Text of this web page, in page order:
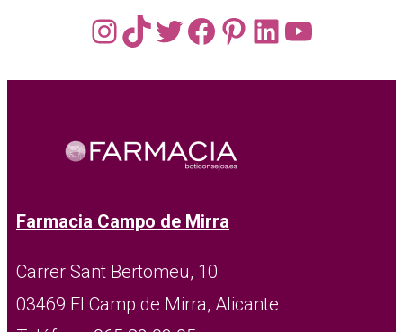
Instagram
TikTok
Twitter
Facebook
Pinterest
LinkedIn
Farmacia Campo de Mirra
Carrer Sant Bertomeu, 10
03469 El Camp de Mirra, Alicante